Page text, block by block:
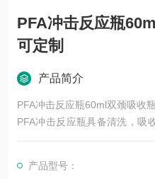
PFA冲击反应瓶
可定制
产品简介
PFA冲击反应瓶60ml双颈吸收
PFA冲击反应瓶具备清洗，吸
新材料，新能源，半导体，化
产品型号：